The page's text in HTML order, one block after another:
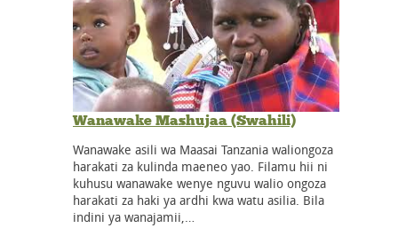
Wanawake Mashujaa (Swahili)
Wanawake asili wa Maasai Tanzania waliongoza
harakati za kulinda maeneo yao. Filamu hii ni
kuhusu wanawake wenye nguvu walio ongoza
harakati za haki ya ardhi kwa watu asilia. Bila
indini ya wanajamii,…